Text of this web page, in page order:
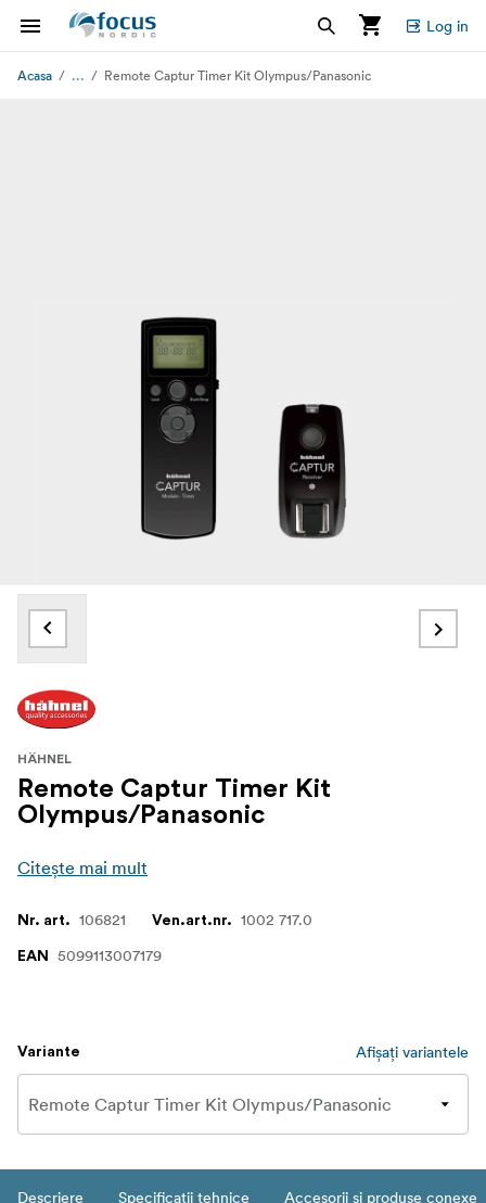
Log in
Acasa ... Remote Captur Timer Kit Olympus/Panasonic
HÄHNEL
Remote Captur Timer Kit
Olympus/Panasonic
Citește mai mult
Nr. art. 106821 Ven.art.nr. 1002 717.0
EAN 5099113007179
Variante Afișați variantele
Descriere Specificații tehnice Accesorii și produse conexe